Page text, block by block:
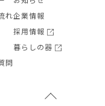
れ
問
企業情報
採用情報
暮らしの器